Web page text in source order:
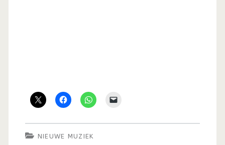
NIEUWE MUZIEK